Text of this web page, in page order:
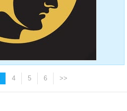
4 5 6 >>